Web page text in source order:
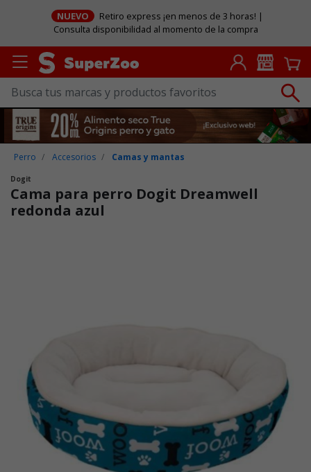
NUEVO
Retiro express ¡en menos de 3 horas! |
Consulta disponibilidad al momento de la compra
Perro Accesorios Camas y mantas
Dogit
Cama para perro Dogit Dreamwell
redonda azul